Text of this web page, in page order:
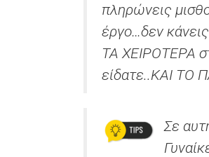
πληρώνεις
έργο…δεν
ΤΑ ΧΕΙΡΟΤΕΡΑ
είδατε..ΚΑΙ ΤΟ
Σε